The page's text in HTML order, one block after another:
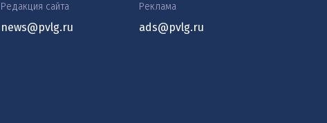
Редакция сайта
news@pvlg.ru
Реклама
ads@pvlg.ru